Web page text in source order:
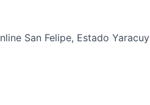
San Felipe, Estado Yaracuy